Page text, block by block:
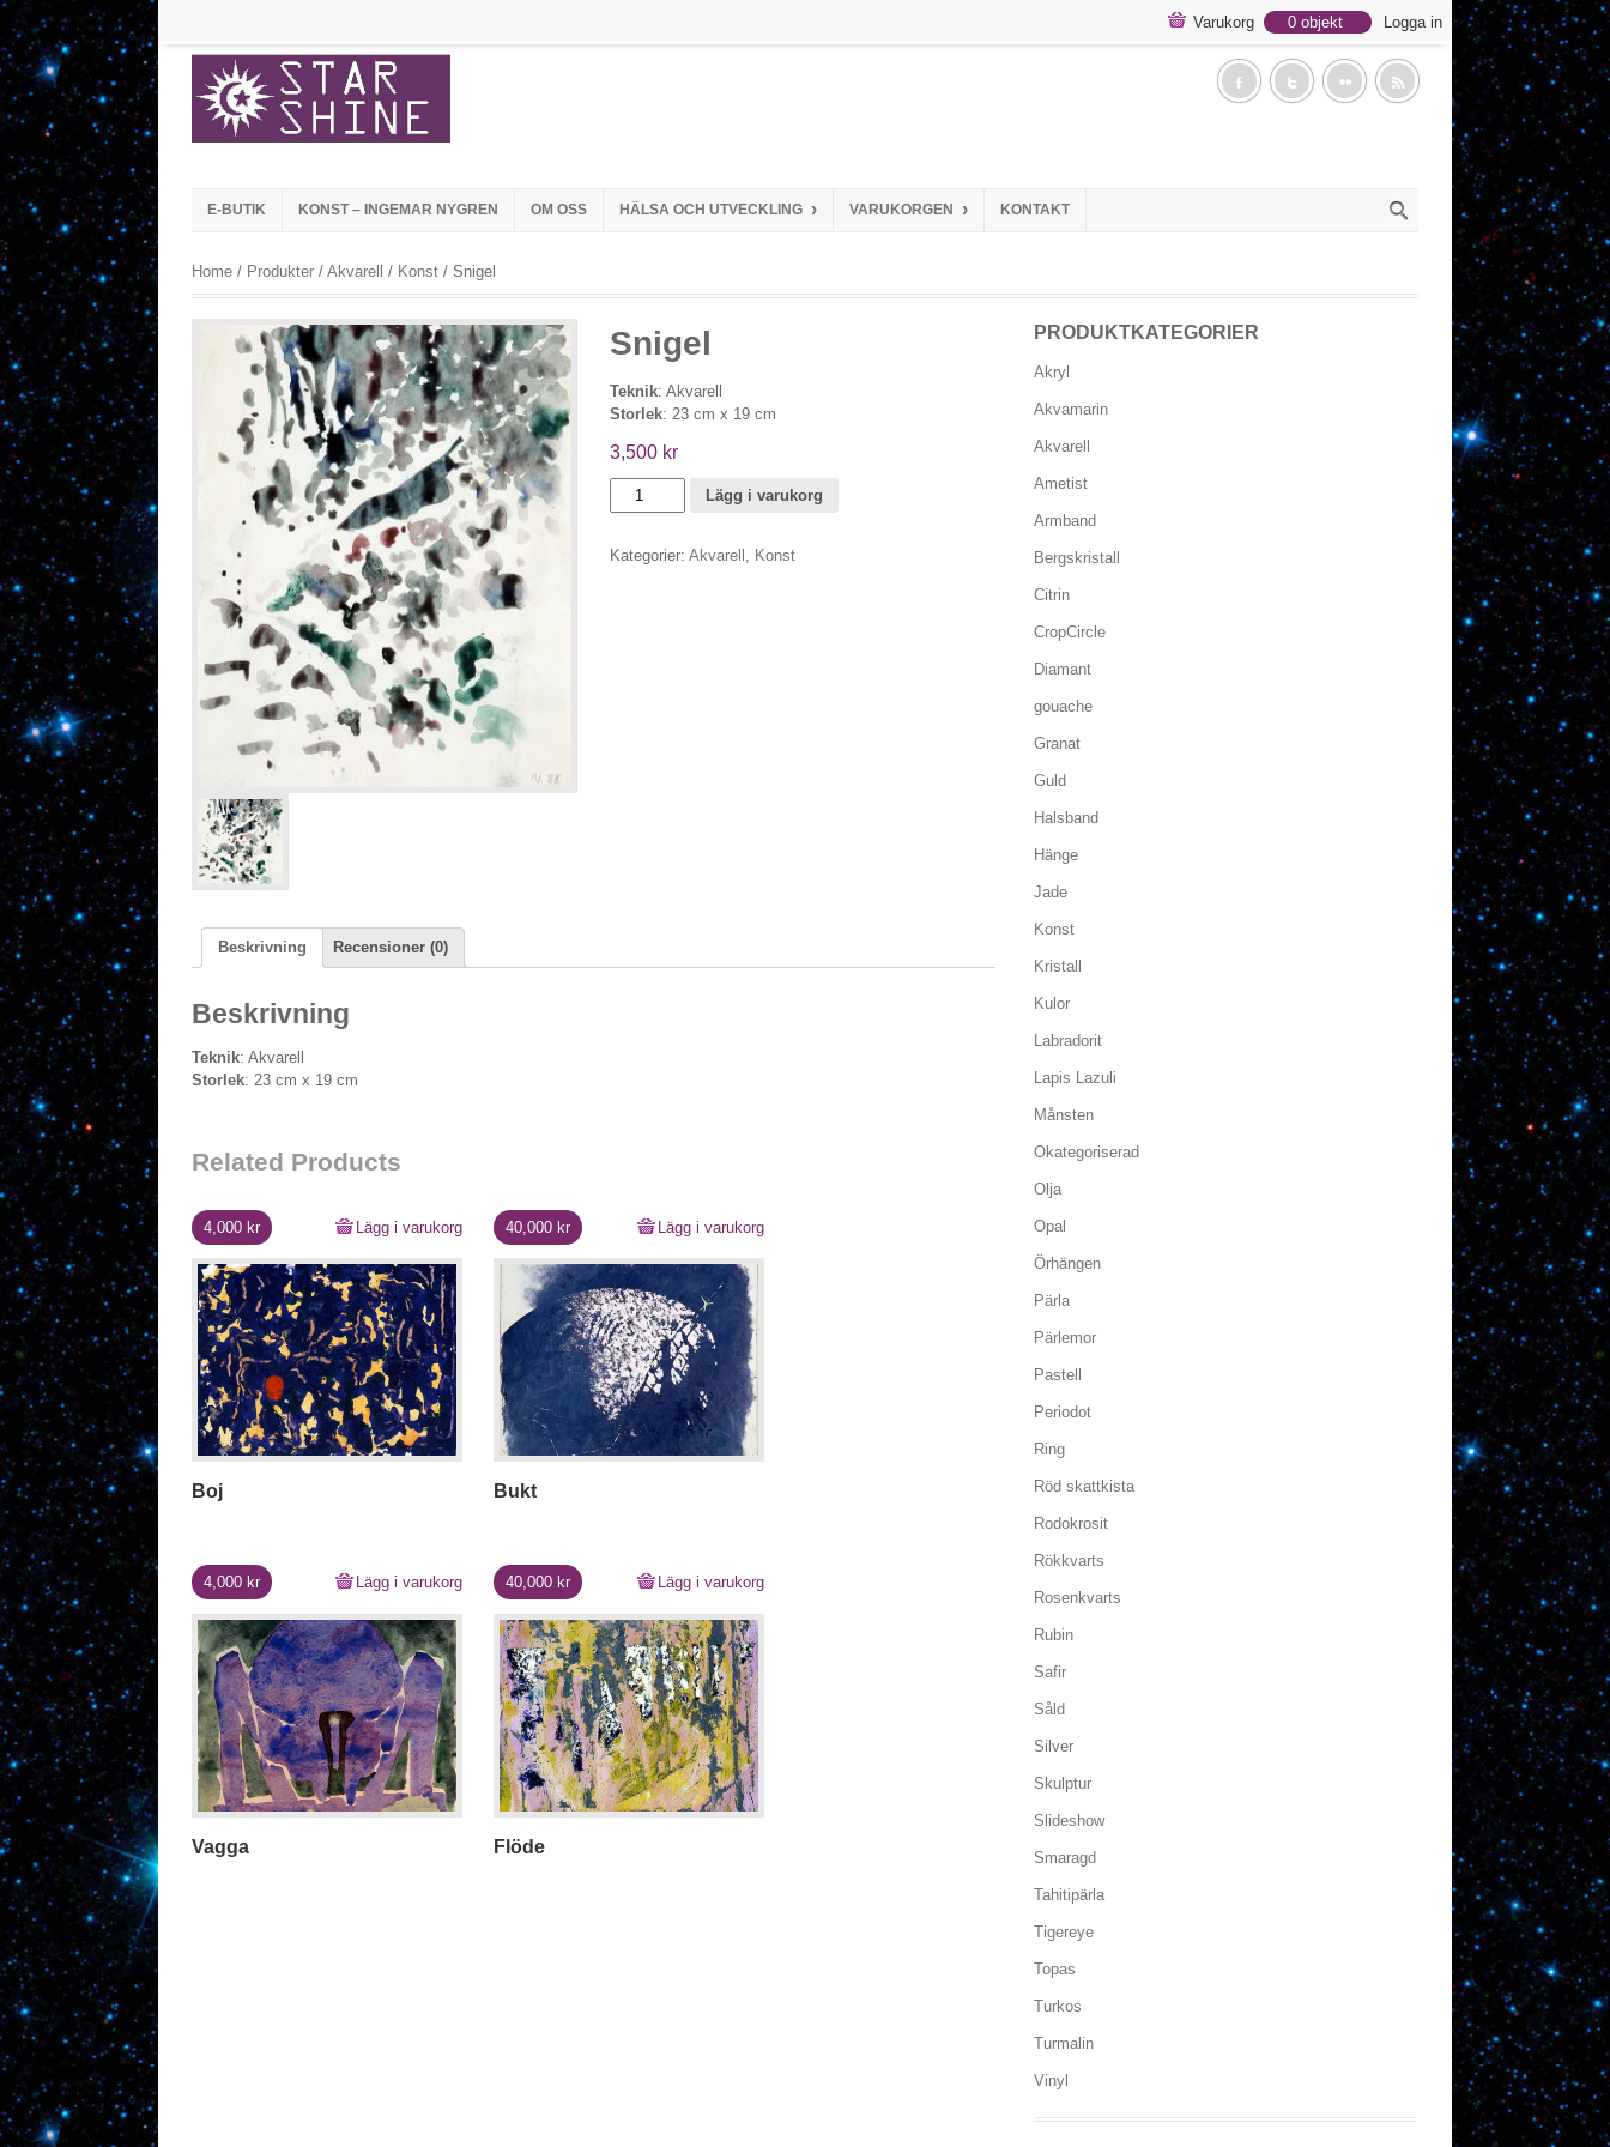
Varukorg 0 objekt Logga in
f t c a
E-BUTIK KONST – INGEMAR NYGREN OM OSS HÄLSA OCH UTVECKLING › VARUKORGEN › KONTAKT
Home / Produkter / Akvarell / Konst / Snigel
Snigel
Teknik: Akvarell
Storlek: 23 cm x 19 cm
3,500 kr
Snigel
mängd
Lägg i varukorg
Kategorier:Akvarell , Konst
Beskrivning Recensioner (0)
Beskrivning
Teknik: Akvarell
Storlek: 23 cm x 19 cm
Related Products
4,000 kr Lägg i varukorg
Boj
40,000 kr Lägg i varukorg
Bukt
4,000 kr Lägg i varukorg
Vagga
40,000 kr Lägg i varukorg
Flöde
PRODUKTKATEGORIER
Akryl
Akvamarin
Akvarell
Ametist
Armband
Bergskristall
Citrin
CropCircle
Diamant
gouache
Granat
Guld
Halsband
Hänge
Jade
Konst
Kristall
Kulor
Labradorit
Lapis Lazuli
Månsten
Okategoriserad
Olja
Opal
Örhängen
Pärla
Pärlemor
Pastell
Periodot
Ring
Röd skattkista
Rodokrosit
Rökkvarts
Rosenkvarts
Rubin
Safir
Såld
Silver
Skulptur
Slideshow
Smaragd
Tahitipärla
Tigereye
Topas
Turkos
Turmalin
Vinyl